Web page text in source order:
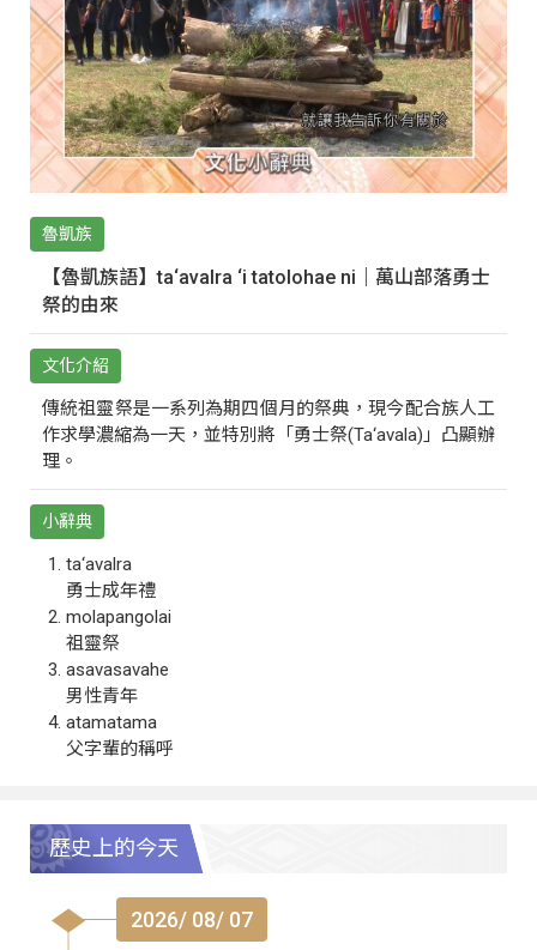
魯凱族
【魯凱族語】ta‘avalra ‘i tatolohae ni｜萬山部落勇士
祭的由來
文化介紹
傳統祖靈祭是一系列為期四個月的祭典，現今配合族人工
作求學濃縮為一天，並特別將「勇士祭(Ta‘avala)」凸顯辦
理。
小辭典
ta‘avalra
勇士成年禮
molapangolai
祖靈祭
asavasavahe
男性青年
atamatama
父字輩的稱呼
歷史上的今天
2026/ 08/ 07